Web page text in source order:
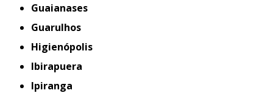
Guaianases
Guarulhos
Higienópolis
Ibirapuera
Ipiranga